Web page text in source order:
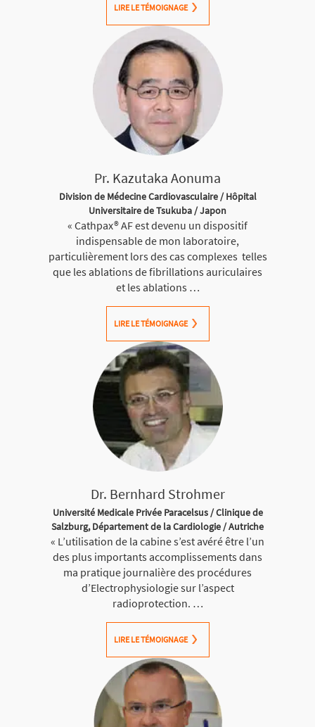
LIRE LE TÉMOIGNAGE
Pr. Kazutaka Aonuma
Division de Médecine Cardiovasculaire / Hôpital
Universitaire de Tsukuba / Japon
« Cathpax® AF est devenu un dispositif
indispensable de mon laboratoire,
particulièrement lors des cas complexes telles
que les ablations de fibrillations auriculaires
et les ablations …
LIRE LE TÉMOIGNAGE
Dr. Bernhard Strohmer
Université Medicale Privée Paracelsus / Clinique de
Salzburg, Département de la Cardiologie / Autriche
« L’utilisation de la cabine s’est avéré être l’un
des plus importants accomplissements dans
ma pratique journalière des procédures
d’Electrophysiologie sur l’aspect
radioprotection. …
LIRE LE TÉMOIGNAGE